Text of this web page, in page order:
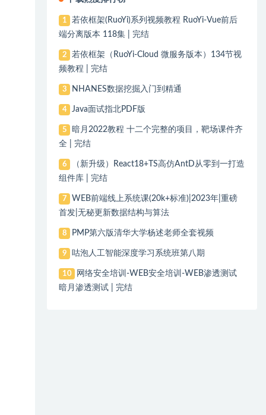
1
若依框架(RuoYi)系列视频教程 RuoYi-Vue前后
端分离版本 118集 | 完结
2
若依框架（RuoYi-Cloud 微服务版本）134节视
频教程 | 完结
3 NHANES数据挖掘入门到精通
4 Java面试指北PDF版
5
暗月2022教程 十二个完整的项目，靶场课件齐
全 | 完结
6
（新升级）React18+TS高仿AntD从零到一打造
组件库 | 完结
7
WEB前端线上系统课(20k+标准)|2023年|重磅
首发|无秘更新数据结构与算法
8 PMP第六版清华大学杨述老师全套视频
9 咕泡人工智能深度学习系统班第八期
10
网络安全培训-WEB安全培训-WEB渗透测试
暗月渗透测试 | 完结